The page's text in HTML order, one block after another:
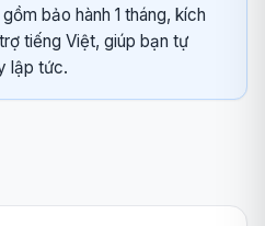
bảo hành 1 tháng, kích
tiếng Việt, giúp bạn tự
lập tức.